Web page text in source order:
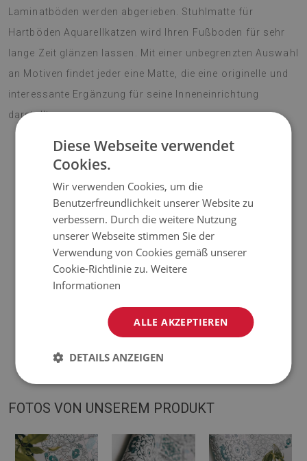
Laminatböden werden abgerieben. Stuhlmatte für
Hartböden Aquarellkatzen wird Ihren Fußboden für sehr
lange Zeit glänzen lassen. Mit einer unbegrenzten Auswahl
an Motiven findet jeder eine Matte, die eine originelle und
interessante Ergänzung für seine Inneneinrichtung
darstellt.
Material:Vinyl verstärkt mit PES-Netz;
Dicke:1,6 mm;
Die Matten sind nicht rutschhemmend;
Mattentöne können geringfügig von der Visualisierung
abweichen.
Die Matte ist für die Verwendung auf einer harten Oberfläche
wird, kann es sich verbiegen und verschieben.
FOTOS VON UNSEREM PRODUKT
Diese Webseite verwendet
Cookies.
Wir verwenden Cookies, um die
Benutzerfreundlichkeit unserer Website zu
verbessern. Durch die weitere Nutzung
unserer Webseite stimmen Sie der
Verwendung von Cookies gemäß unserer
Cookie-Richtlinie zu.Weitere
Informationen
ALLE AKZEPTIEREN
DETAILS ANZEIGEN